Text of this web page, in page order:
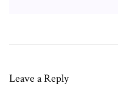
Leave a Reply